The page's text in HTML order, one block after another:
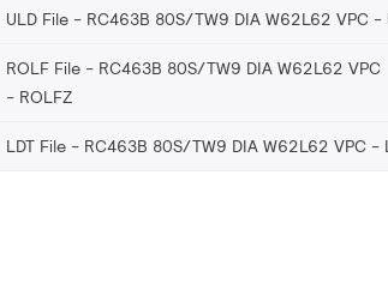
ULD File - RC463B 80S/TW9 DIA W62L62 VPC
ROLF File - RC463B 80S/TW9 DIA W62L62 VPC
ROLFZ
LDT File - RC463B 80S/TW9 DIA W62L62 VPC